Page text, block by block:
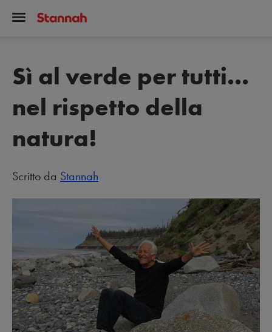
Sì al verde per tutti...
nel rispetto della
natura!
Scritto da Stannah